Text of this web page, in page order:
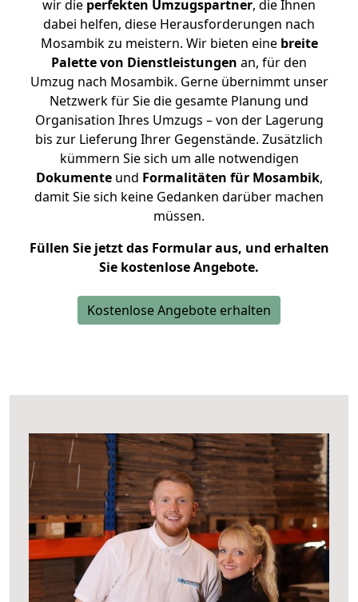
wir die perfekten Umzugspartner, die Ihnen
dabei helfen, diese Herausforderungen nach
Mosambik zu meistern. Wir bieten eine breite
Palette von Dienstleistungen an, für den
Umzug nach Mosambik. Gerne übernimmt unser
Netzwerk für Sie die gesamte Planung und
Organisation Ihres Umzugs – von der Lagerung
bis zur Lieferung Ihrer Gegenstände. Zusätzlich
kümmern Sie sich um alle notwendigen
Dokumenteund Formalitäten für Mosambik,
damit Sie sich keine Gedanken darüber machen
müssen.
Füllen Sie jetzt das Formular aus, und erhalten
Sie kostenlose Angebote.
Kostenlose Angebote erhalten